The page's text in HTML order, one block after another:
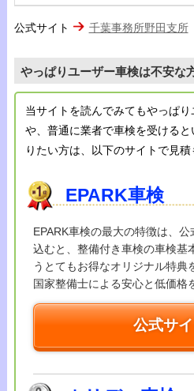
公式サイト 千葉事務所野田支所
やっぱりユーザー車検は不安な
当サイトを読んでみてもやっぱ
や、普通に業者で車検を受ける
りたい方は、以下のサイトで見
EPARK車検
EPARK車検の最大の特徴は、
込むと、整備付き車検の車検基
うとてもお得なオリジナル特典
国家整備士による安心と低価格
公式サ